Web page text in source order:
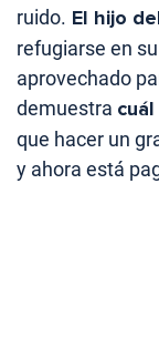
ruido. El hijo
refugiarse en
aprovechado
demuestra
que hacer un
y ahora está